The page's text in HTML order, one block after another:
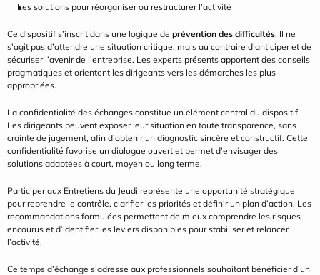
Les solutions pour réorganiser ou restructurer l’activité
Ce dispositif s’inscrit dans une logique de prévention des difficultés. Il ne
s’agit pas d’attendre une situation critique, mais au contraire d’anticiper et de
sécuriser l’avenir de l’entreprise. Les experts présents apportent des conseils
pragmatiques et orientent les dirigeants vers les démarches les plus
appropriées.
La confidentialité des échanges constitue un élément central du dispositif.
Les dirigeants peuvent exposer leur situation en toute transparence, sans
crainte de jugement, afin d’obtenir un diagnostic sincère et constructif. Cette
confidentialité favorise un dialogue ouvert et permet d’envisager des
solutions adaptées à court, moyen ou long terme.
Participer aux Entretiens du Jeudi représente une opportunité stratégique
pour reprendre le contrôle, clarifier les priorités et définir un plan d’action. Les
recommandations formulées permettent de mieux comprendre les risques
encourus et d’identifier les leviers disponibles pour stabiliser et relancer
l’activité.
Ce temps d’échange s’adresse aux professionnels souhaitant bénéficier d’un